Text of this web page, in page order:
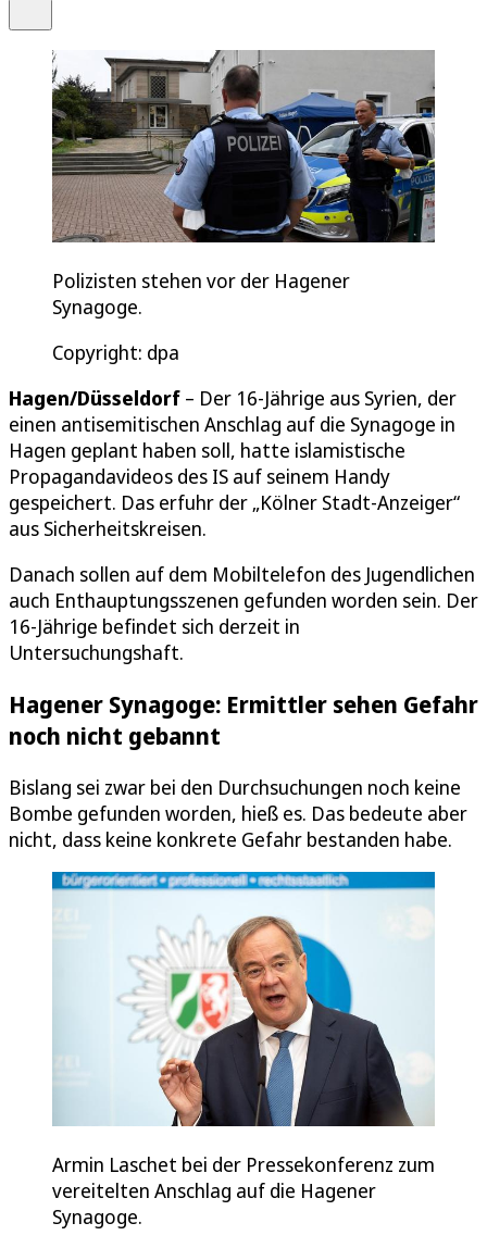
Polizisten stehen vor der Hagener
Synagoge.
Copyright: dpa
Hagen/Düsseldorf – Der 16-Jährige aus Syrien, der
einen antisemitischen Anschlag auf die Synagoge in
Hagen geplant haben soll, hatte islamistische
Propagandavideos des IS auf seinem Handy
gespeichert. Das erfuhr der „Kölner Stadt-Anzeiger“
aus Sicherheitskreisen.
Danach sollen auf dem Mobiltelefon des Jugendlichen
auch Enthauptungsszenen gefunden worden sein. Der
16-Jährige befindet sich derzeit in
Untersuchungshaft.
Hagener Synagoge: Ermittler sehen Gefahr
noch nicht gebannt
Bislang sei zwar bei den Durchsuchungen noch keine
Bombe gefunden worden, hieß es. Das bedeute aber
nicht, dass keine konkrete Gefahr bestanden habe.
Armin Laschet bei der Pressekonferenz zum
vereitelten Anschlag auf die Hagener
Synagoge.